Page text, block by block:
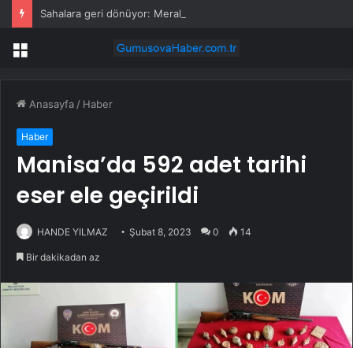
Menü
Anasayfa / Haber
Haber
Manisa’da 592 adet tarihi
eser ele geçirildi
HANDE YILMAZ Şubat 8, 2023 0 14
Bir dakikadan az